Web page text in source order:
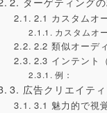
2.1 カスタムオ
カスタムオ
2.2 類似オーデ
2.3 インテント
例：
3. 広告クリエイテ
3.1 魅力的で視